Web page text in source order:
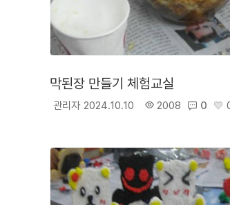
막된장 만들기 체험교실
관리자 2024.10.10 2008 0